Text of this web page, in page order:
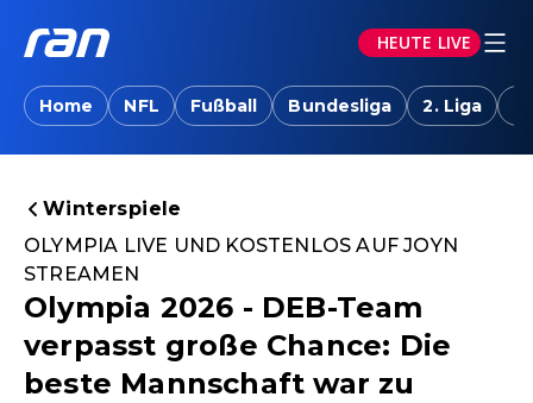
HEUTE LIVE
Home NFL Fußball Bundesliga 2. Liga
Winterspiele
OLYMPIA LIVE UND KOSTENLOS AUF JOYN
STREAMEN
Olympia 2026 - DEB-Team
verpasst große Chance: Die
beste Mannschaft war zu